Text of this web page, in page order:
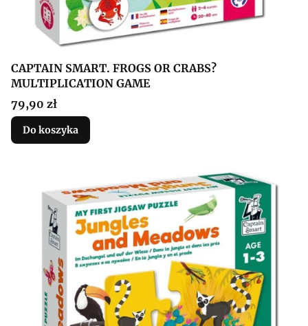
CAPTAIN SMART. FROGS OR CRABS?
MULTIPLICATION GAME
Cena
79,90 zł
Do koszyka